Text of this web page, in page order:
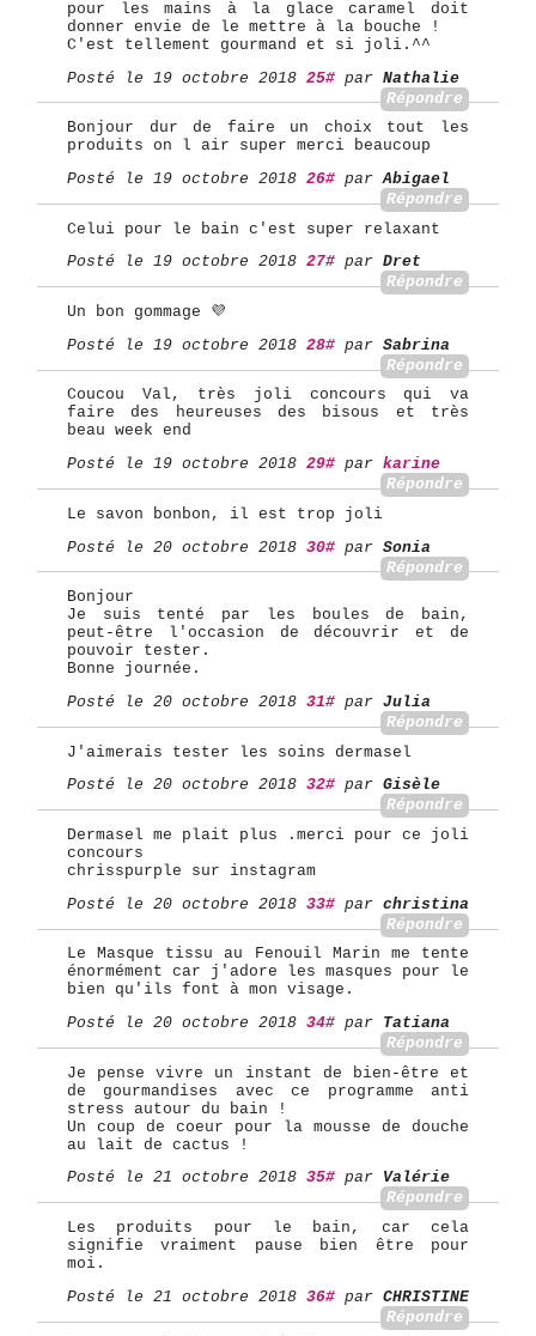
pour les mains à la glace caramel doit
donner envie de le mettre à la bouche !
C'est tellement gourmand et si joli.^^
Posté le 19 octobre 2018 25# par Nathalie
Répondre
Bonjour dur de faire un choix tout les
produits on l air super merci beaucoup
Posté le 19 octobre 2018 26# parAbigael
Répondre
Celui pour le bain c'est super relaxant
Posté le 19 octobre 2018 27# par Dret
Répondre
Un bon gommage 💜
Posté le 19 octobre 2018 28# par Sabrina
Répondre
Coucou Val, très joli concours qui va
faire des heureuses des bisous et très
beau week end
Posté le 19 octobre 2018 29# par karine
Répondre
Le savon bonbon, il est trop joli
Posté le 20 octobre 2018 30# par Sonia
Répondre
Bonjour
Je suis tenté par les boules de bain,
peut-être l'occasion de découvrir et de
pouvoir tester.
Bonne journée.
Posté le 20 octobre 2018 31# par Julia
Répondre
J'aimerais tester les soins dermasel
Posté le 20 octobre 2018 32# par Gisèle
Répondre
Dermasel me plait plus .merci pour ce joli
concours
chrisspurple sur instagram
Posté le 20 octobre 2018 33# par christina
Répondre
Le Masque tissu au Fenouil Marin me tente
énormément car j'adore les masques pour le
bien qu'ils font à mon visage.
Posté le 20 octobre 2018 34# par Tatiana
Répondre
Je pense vivre un instant de bien-être et
de gourmandises avec ce programme anti
stress autour du bain !
Un coup de coeur pour la mousse de douche
au lait de cactus !
Posté le 21 octobre 2018 35# par Valérie
Répondre
Les produits pour le bain, car cela
signifie vraiment pause bien être pour
moi.
Posté le 21 octobre 2018 36# par CHRISTINE
Répondre